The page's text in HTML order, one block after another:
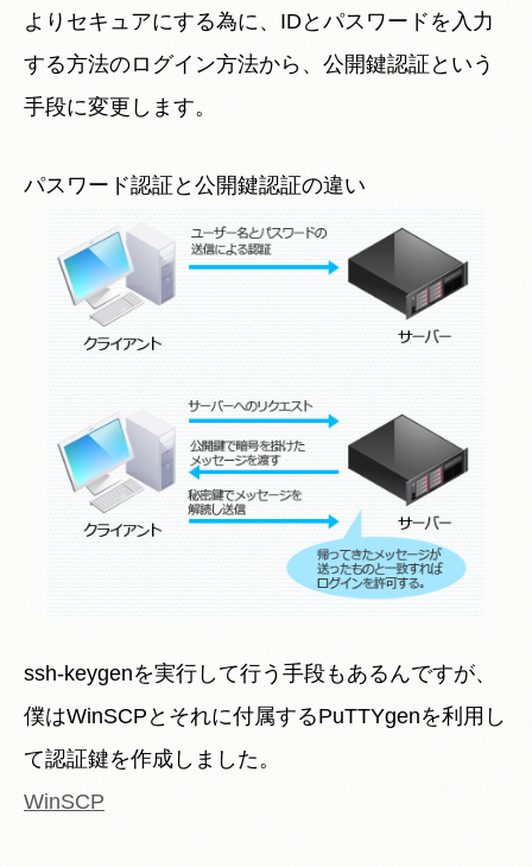
よりセキュアにする為に、IDとパスワードを入力
する方法のログイン方法から、公開鍵認証という
手段に変更します。
パスワード認証と公開鍵認証の違い
ssh-keygenを実行して行う手段もあるんですが、
僕はWinSCPとそれに付属するPuTTYgenを利用し
て認証鍵を作成しました。
WinSCP